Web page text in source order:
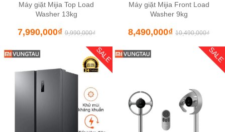
Máy giặt Mijia Top Load
Washer 13kg
7,990,000₫ 9,990,000₫
Máy giặt Mijia Front Load
Washer 9kg
8,490,000₫ 10,490,000₫
SALE SALE